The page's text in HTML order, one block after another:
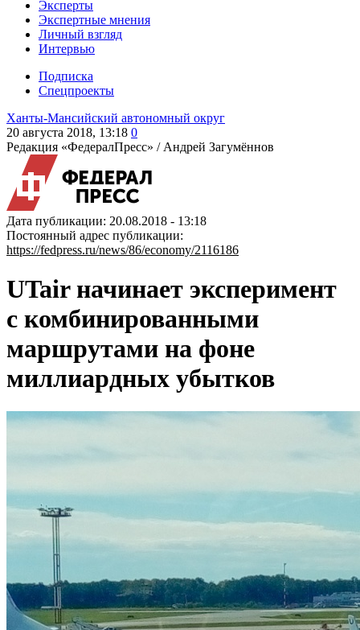
Эксперты
Экспертные мнения
Личный взгляд
Интервью
Подписка
Спецпроекты
Ханты-Мансийский автономный округ
20 августа 2018, 13:18 0
Редакция «ФедералПресс» / Андрей Загумённов
Дата публикации: 20.08.2018 - 13:18
Постоянный адрес публикации:
https://fedpress.ru/news/86/economy/2116186
UTair начинает эксперимент
с комбинированными
маршрутами на фоне
миллиардных убытков